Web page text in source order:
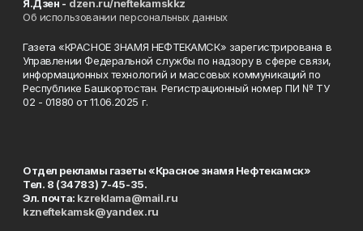
Я.Дзен - dzen.ru/neftekamskkz
Об использовании персональных данных
Газета «КРАСНОЕ ЗНАМЯ НЕФТЕКАМСК» зарегистрирована в
Управлении Федеральной службы по надзору в сфере связи,
информационных технологий и массовых коммуникаций по
Республике Башкортостан. Регистрационный номер ПИ № ТУ
02 - 01880 от 11.06.2025 г.
Отдел рекламы газеты «Красное знамя Нефтекамск»
Тел. 8 (34783) 7-45-35.
Эл. почта: kzreklama@mail.ru
kzneftekamsk@yandex.ru